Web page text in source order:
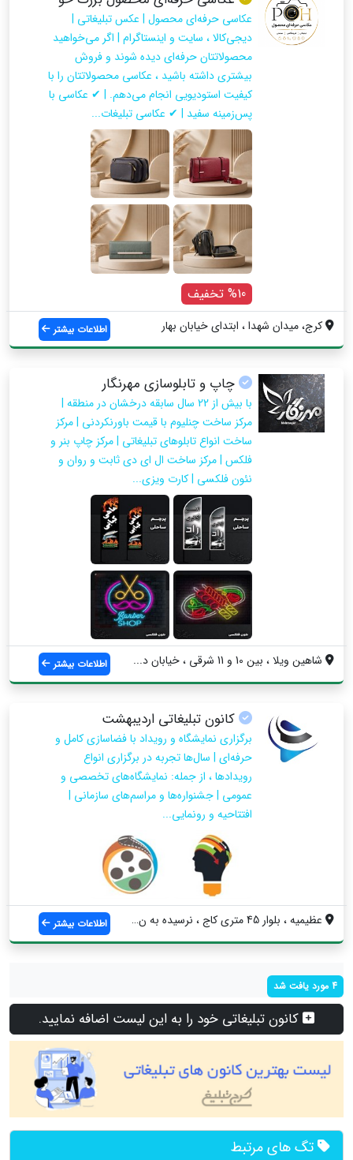
عکاسی حرفه‌ای محصول | عکس تبلیغاتی |
دیجی‌کالا ، سایت و اینستاگرام | اگر می‌خواهید
محصولاتتان حرفه‌ای دیده شوند و فروش
بیشتری داشته باشید ، عکاسی محصولاتتان را با
کیفیت استودیویی انجام می‌دهم. | ✔ عکاسی با
پس‌زمینه سفید | ✔ عکاسی تبلیغات...
%10 تخفیف
کرج، میدان شهدا ، ابتدای خیابان بهار اطلاعات بیشتر
چاپ و تابلوسازی مهرنگار
با بیش از 22 سال سابقه درخشان در منطقه |
مرکز ساخت چنلیوم با قیمت باورنکردنی | مرکز
ساخت انواع تابلوهای تبلیغاتی | مرکز چاپ بنر و
فلکس | مرکز ساخت ال ای دی ثابت و روان و
نئون فلکسی | کارت ویزی...
شاهین ویلا ، بین 10 و 11 شرقی ، خیابان د... اطلاعات بیشتر
کانون تبلیغاتی اردیبهشت
برگزاری نمایشگاه و رویداد با فضاسازی کامل و
حرفه‌ای | سال‌ها تجربه در برگزاری انواع
رویدادها ، از جمله: نمایشگاه‌های تخصصی و
عمومی | جشنواره‌ها و مراسم‌های سازمانی |
افتتاحیه و رونمایی...
عظیمیه ، بلوار 45 متری کاج ، نرسیده به ن... اطلاعات بیشتر
4 مورد یافت شد
کانون تبلیغاتی خود را به این لیست اضافه نمایید.
تگ های مرتبط